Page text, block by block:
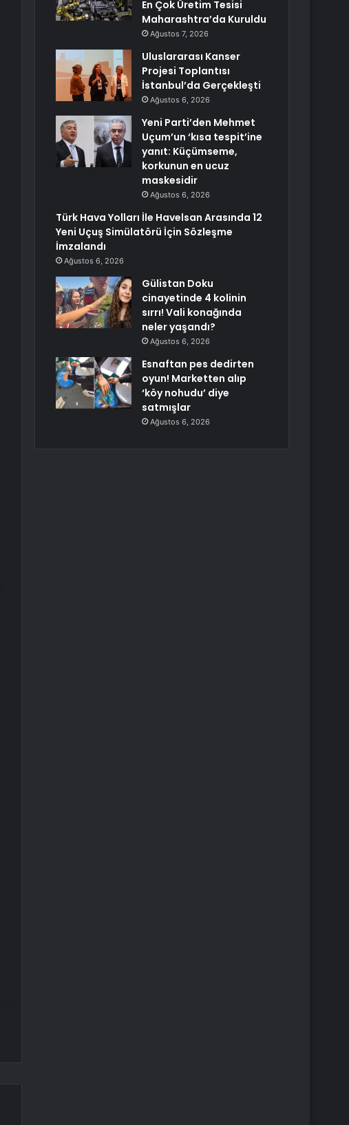
En Çok Üretim Tesisi
Maharashtra’da Kuruldu
Ağustos 7, 2026
Uluslararası Kanser
Projesi Toplantısı
İstanbul’da Gerçekleşti
Ağustos 6, 2026
Yeni Parti’den Mehmet
Uçum’un ‘kısa tespit’ine
yanıt: Küçümseme,
korkunun en ucuz
maskesidir
Ağustos 6, 2026
Türk Hava Yolları İle Havelsan Arasında 12
Yeni Uçuş Simülatörü İçin Sözleşme
İmzalandı
Ağustos 6, 2026
Gülistan Doku
cinayetinde 4 kolinin
sırrı! Vali konağında
neler yaşandı?
Ağustos 6, 2026
Esnaftan pes dedirten
oyun! Marketten alıp
‘köy nohudu’ diye
satmışlar
Ağustos 6, 2026